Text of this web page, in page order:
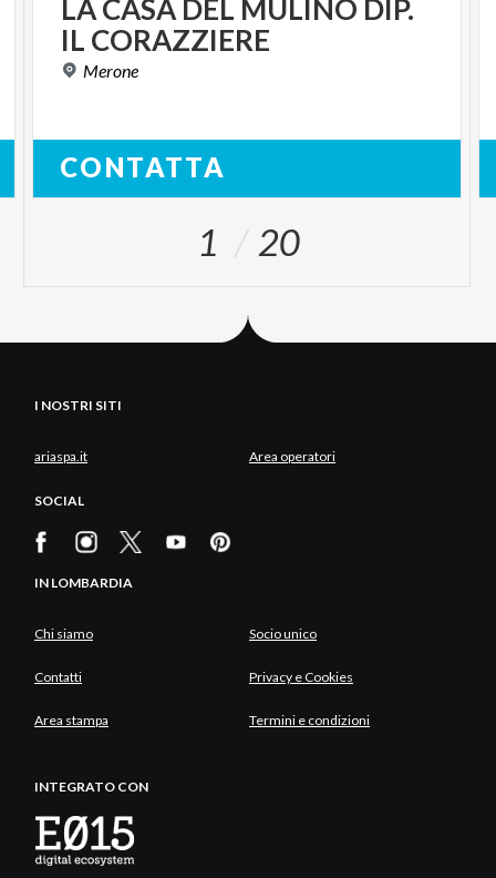
LACASA DEL MULINO DIP.
IL CORAZZIERE
Merone
CONTATTA
1 20
I NOSTRI SITI
ariaspa.it Area operatori
SOCIAL
IN LOMBARDIA
Chi siamo Socio unico
Contatti Privacy e Cookies
Area stampa Termini e condizioni
INTEGRATO CON